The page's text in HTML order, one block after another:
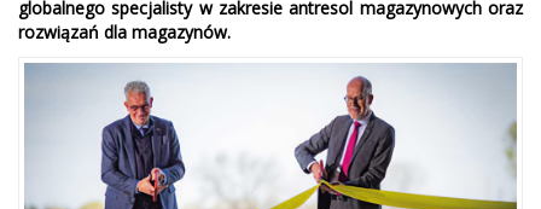
globalnego specjalisty w zakresie antresol magazynowych oraz
rozwiązań dla magazynów.